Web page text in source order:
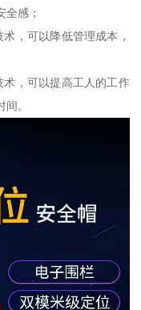
感；
，可以降低管理成本，
，可以提高工人的工作
。